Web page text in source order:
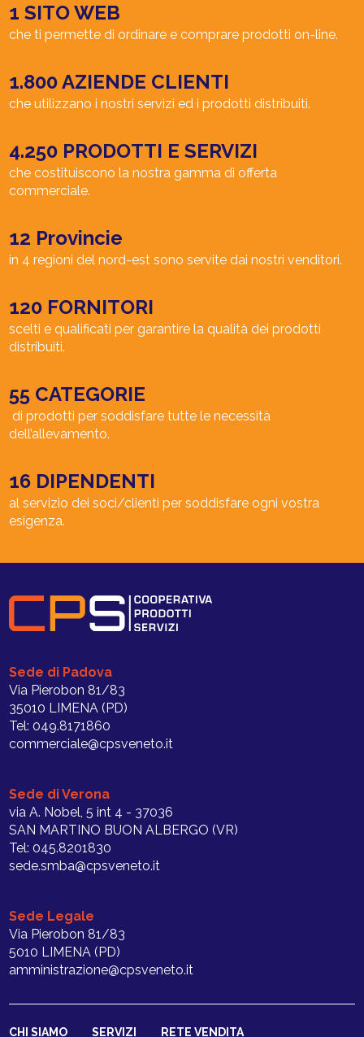
1 SITO WEB
che ti permette di ordinare e comprare prodotti on-line.
1.800 AZIENDE CLIENTI
che utilizzano i nostri servizi ed i prodotti distribuiti.
4.250 PRODOTTI E SERVIZI
che costituiscono la nostra gamma di offerta
commerciale.
12 Provincie
in 4 regioni del nord-est sono servite dai nostri venditori.
120 FORNITORI
scelti e qualificati per garantire la qualità dei prodotti
distribuiti.
55 CATEGORIE
di prodotti per soddisfare tutte le necessità
dell’allevamento.
16 DIPENDENTI
al servizio dei soci/clienti per soddisfare ogni vostra
esigenza.
Sede di Padova
Via Pierobon 81/83
35010 LIMENA (PD)
Tel: 049.8171860
commerciale@cpsveneto.it
Sede di Verona
via A. Nobel, 5 int 4 - 37036
SAN MARTINO BUON ALBERGO (VR)
Tel: 045.8201830
sede.smba@cpsveneto.it
Sede Legale
Via Pierobon 81/83
5010 LIMENA (PD)
amministrazione@cpsveneto.it
CHI SIAMO SERVIZI RETE VENDITA